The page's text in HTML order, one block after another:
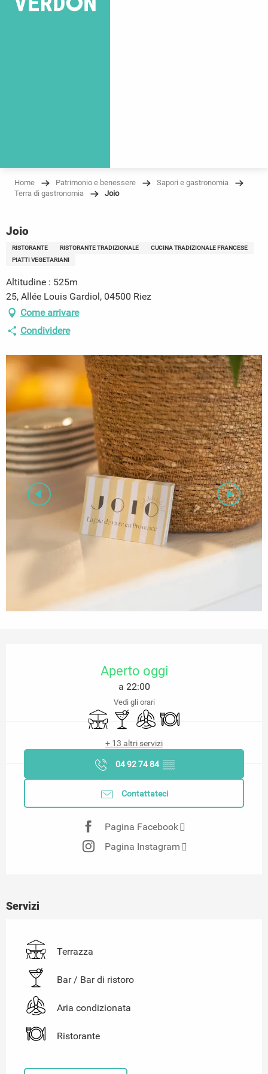
Home Patrimonio e benessere
Sapori e gastronomia
Terra di gastronomia
Joio
Joio
RISTORANTE RISTORANTE TRADIZIONALE
CUCINA TRADIZIONALE FRANCESE
PIATTI VEGETARIANI
Altitudine : 525m
25, Allée Louis Gardiol, 04500 Riez
Come arrivare
Condividere
Aperto oggi
a 22:00
Vedi gli orari
TerrazzaBar / Bar di ristoro
Aria condizionata
Ristorante
+ 13 altri servizi
04 92 74 84 ▒▒
Contattateci
Pagina Facebook
Pagina Instagram
Servizi
Terrazza
Bar / Bar di ristoro
Aria condizionata
Ristorante